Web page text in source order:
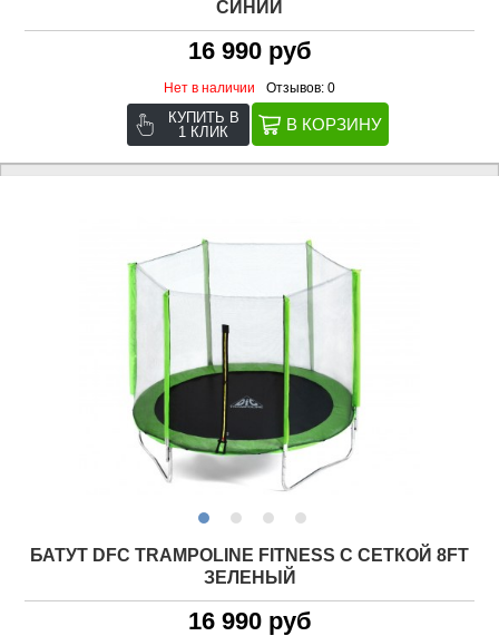
СИНИЙ
16 990 руб
Нет в наличии Отзывов: 0
КУПИТЬ В
1 КЛИК
БАТУТ DFC TRAMPOLINE FITNESS С СЕТКОЙ 8FT
ЗЕЛЕНЫЙ
16 990 руб